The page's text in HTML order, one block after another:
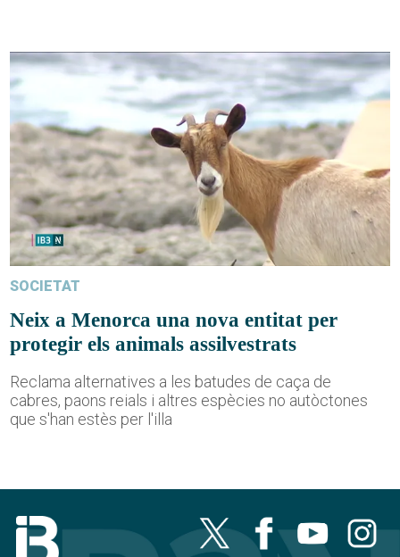
SOCIETAT
Neix a Menorca una nova entitat per
protegir els animals assilvestrats
Reclama alternatives a les batudes de caça de
cabres, paons reials i altres espècies no autòctones
que s'han estès per l'illa